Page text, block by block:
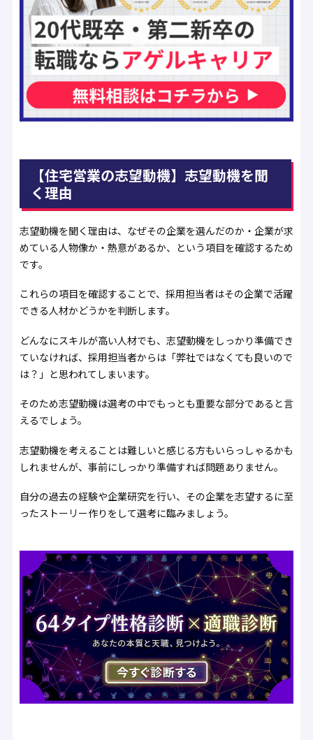
【住宅営業の志望動機】志望動機を聞
く理由
志望動機を聞く理由は、なぜその企業を選んだのか・企業が求
めている人物像か・熱意があるか、という項目を確認するため
です。
これらの項目を確認することで、採用担当者はその企業で活躍
できる人材かどうかを判断します。
どんなにスキルが高い人材でも、志望動機をしっかり準備でき
ていなければ、採用担当者からは「弊社ではなくても良いので
は？」と思われてしまいます。
そのため志望動機は選考の中でもっとも重要な部分であると言
えるでしょう。
志望動機を考えることは難しいと感じる方もいらっしゃるかも
しれませんが、事前にしっかり準備すれば問題ありません。
自分の過去の経験や企業研究を行い、その企業を志望するに至
ったストーリー作りをして選考に臨みましょう。